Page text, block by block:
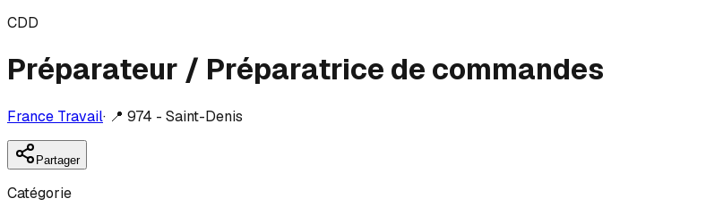
CDD
Préparateur / Préparatrice de commandes
France Travail· 📍 974 - Saint-Denis
Partager
Catégorie